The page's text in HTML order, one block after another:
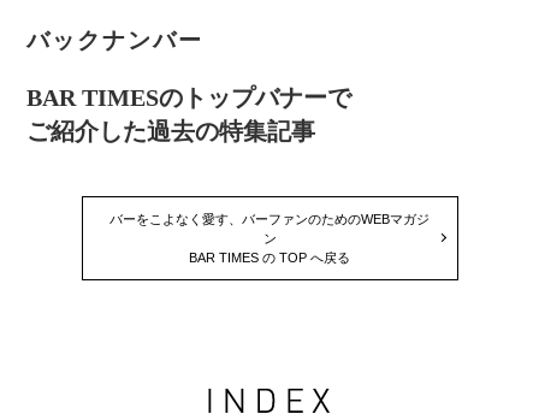
バックナンバー
BAR TIMESのトップバナーで
ご紹介した過去の特集記事
バーをこよなく愛す、バーファンのためのWEBマガジ
ン
BAR TIMES の TOP へ戻る